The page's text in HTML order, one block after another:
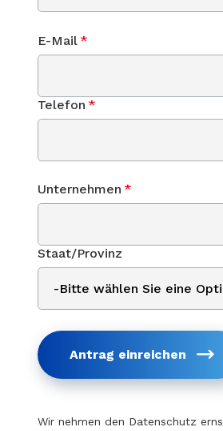
E-Mail *
Telefon *
Unternehmen *
Staat/Provinz
Antrag einreichen
Wir nehmen den Datenschutz